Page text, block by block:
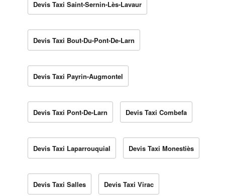
Devis Taxi Saint-Sernin-Lès-Lavaur
Devis Taxi Bout-Du-Pont-De-Larn
Devis Taxi Payrin-Augmontel
Devis Taxi Pont-De-Larn Devis Taxi Combefa
Devis Taxi Laparrouquial Devis Taxi Monestiès
Devis Taxi Salles Devis Taxi Virac